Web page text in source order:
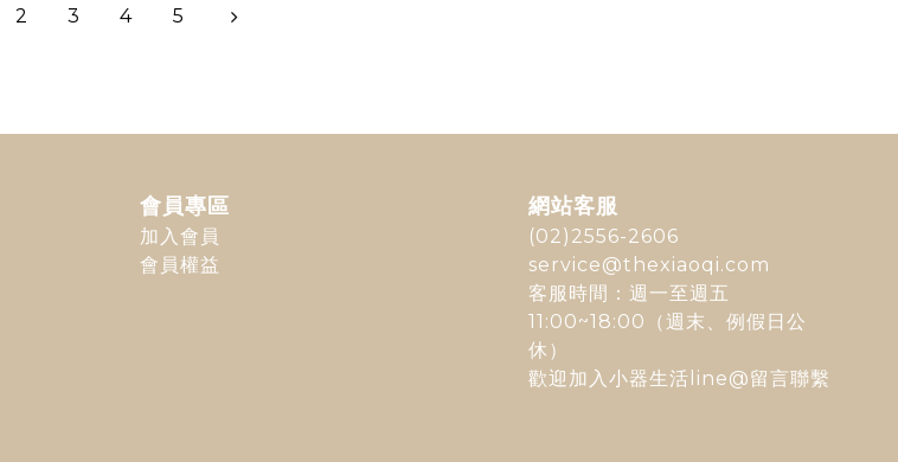
2 3 4 5
會員專區
加入會員
會員權益
網站客服
(02)2556-2606
service@thexiaoqi.com
客服時間：週一至週五
11:00~18:00（週末、例假日公
休）
歡迎加入 小器生活line@留言聯繫